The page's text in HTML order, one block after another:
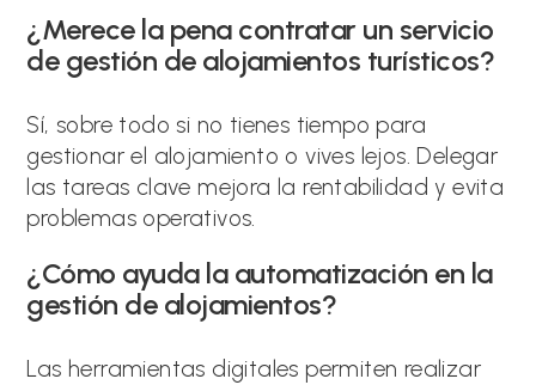
¿Merece la pena contratar un servicio
de gestión de alojamientos turísticos?
Sí, sobre todo si no tienes tiempo para
gestionar el alojamiento o vives lejos. Delegar
las tareas clave mejora la rentabilidad y evita
problemas operativos.
¿Cómo ayuda la automatización en la
gestión de alojamientos?
Las herramientas digitales permiten realizar